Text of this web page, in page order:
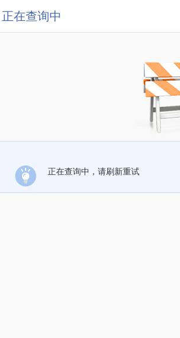
正在查询中
正在查询中，请刷新重试